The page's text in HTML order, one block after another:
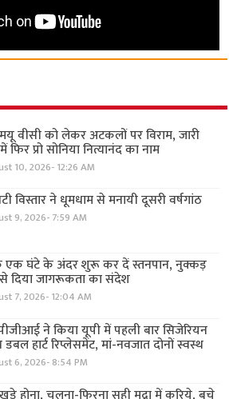
वीसी को लेकर अटकलों पर विराम, जारी
प्रो सोनिया नित्यानंद का नाम
10, 2026- 12:26 AM
विस्तार ने धूमधाम से मनायी दूसरी वर्षगांठ
9, 2026- 7:59 AM
एक घंटे के अंदर शुरू कर दें स्तनपान, नुक्कड़
दिया जागरूकता का संदेश
7, 2026- 12:04 AM
ने किया यूपी में पहली बार सिजेरियन
हार्ट रिप्लेसमेंट, मां-नवजात दोनों स्वस्थ
6, 2026- 8:54 PM